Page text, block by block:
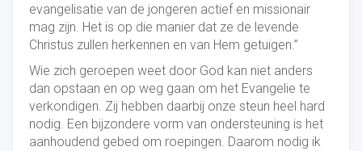
evangelisatie van de jongeren actief en missionair
mag zijn. Het is op die manier dat ze de levende
Christus zullen herkennen en van Hem getuigen.”
Wie zich geroepen weet door God kan niet anders
dan opstaan en op weg gaan om het Evangelie te
verkondigen. Zij hebben daarbij onze steun heel hard
nodig. Een bijzondere vorm van ondersteuning is het
aanhoudend gebed om roepingen. Daarom nodig ik